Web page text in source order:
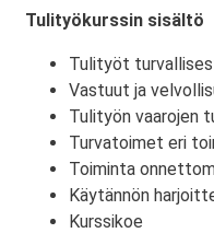
Tulityökurssin sisältö
Tulityöt
Vastuut ja
Tulityön vaarojen
Turvatoimet eri
Toiminta
Käytännön
Kurssikoe